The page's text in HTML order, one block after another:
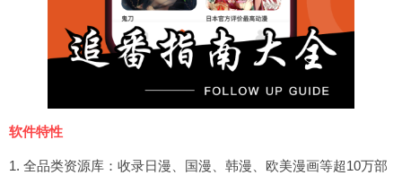
软件特性
1. 全品类资源库：收录日漫、国漫、韩漫、欧美漫画等超10万部